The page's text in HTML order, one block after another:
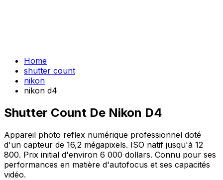
Home
shutter count
nikon
nikon d4
Shutter Count De Nikon D4
Appareil photo reflex numérique professionnel doté
d'un capteur de 16,2 mégapixels. ISO natif jusqu'à 12
800. Prix initial d'environ 6 000 dollars. Connu pour ses
performances en matière d'autofocus et ses capacités
vidéo.